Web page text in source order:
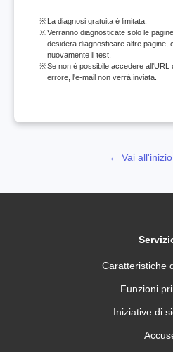
La diagnosi gratuita è limitata.
Verranno diagnosticate solo le
desidera diagnosticare altre pagine,
nuovamente il test.
Se non è possibile accedere
errore, l'e-mail non verrà inviata.
← Vai
Caratteristiche
Funzioni
Iniziative di